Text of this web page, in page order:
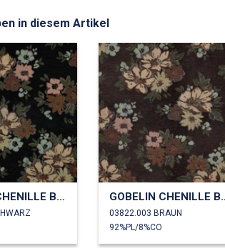
in diesem Artikel
GOBELIN CHENILLE BLUMEN
03822.003 BRAUN
92%PL/8%CO